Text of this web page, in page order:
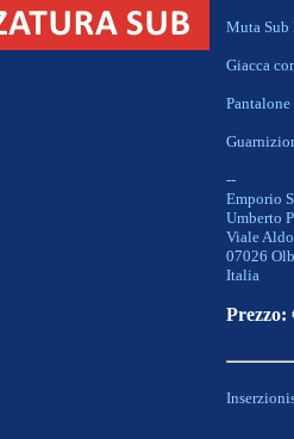
Muta Sub
Giacca
Pantalone
--
Emporio
Umberto
Viale
07026
Italia
Prezzo: